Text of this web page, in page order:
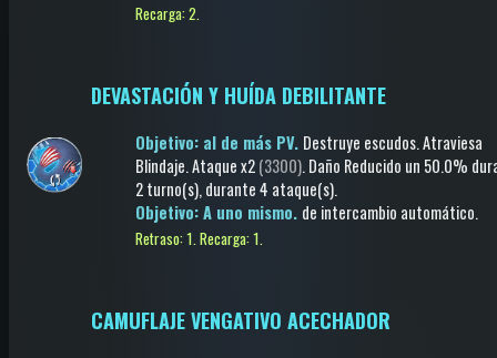
Recarga: 2.
DEVASTACIÓN Y HUÍDA DEBILITANTE
Objetivo: al de más PV. Destruye escudos.Atraviesa
Blindaje.Ataquex2(3300).Daño Reducido un 50.0%
2 turno(s), durante 4 ataque(s).
Objetivo: A uno mismo. de intercambio automático.
Retraso: 1.Recarga: 1.
CAMUFLAJE VENGATIVO ACECHADOR